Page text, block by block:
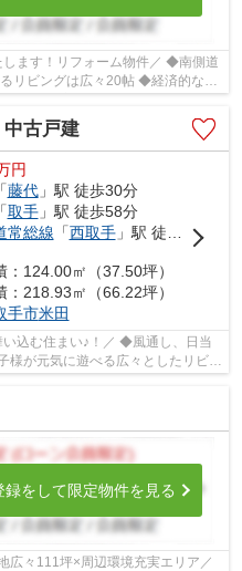
！リフォーム物件／ ◆南側道
リビングは広々20帖 ◆経済的な都
ーゼット完...
古戸建
円
「藤代」駅 徒歩30分
「取手」駅 徒歩58分
常総線 「西取手」駅 徒歩60分
：124.00㎡（37.50坪）
：218.93㎡（66.22坪）
手市米田
い♪！／ ◆風通し、日当
が元気に遊べる広々としたリビン
録をして限定物件を見る
広々111坪×周辺環境充実エリア／